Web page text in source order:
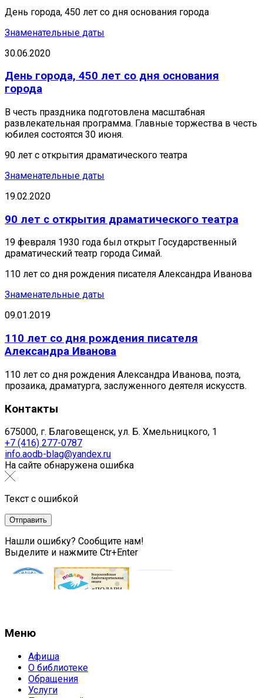
День города, 450 лет со дня основания города
Знаменательные даты
30.06.2020
День города, 450 лет со дня основания
города
В честь праздника подготовлена масштабная
развлекательная программа. Главные торжества в честь
юбилея состоятся 30 июня.
90 лет с открытия драматического театра
Знаменательные даты
19.02.2020
90 лет с открытия драматического театра
19 февраля 1930 года был открыт Государственный
драматический театр города Симай.
110 лет со дня рождения писателя Александра Иванова
Знаменательные даты
09.01.2019
110 лет со дня рождения писателя
Александра Иванова
110 лет со дня рождения Александра Иванова, поэта,
прозаика, драматурга, заслуженного деятеля искусств.
Контакты
675000, г. Благовещенск, ул. Б. Хмельницкого, 1
+7 (416) 277-0787
info.aodb-blag@yandex.ru
На сайте обнаружена ошибка
Текст с ошибкой
Нашли ошибку? Сообщите нам!
Выделите и нажмите Ctr+Enter
Меню
Афиша
О библиотеке
Обращения
Услуги